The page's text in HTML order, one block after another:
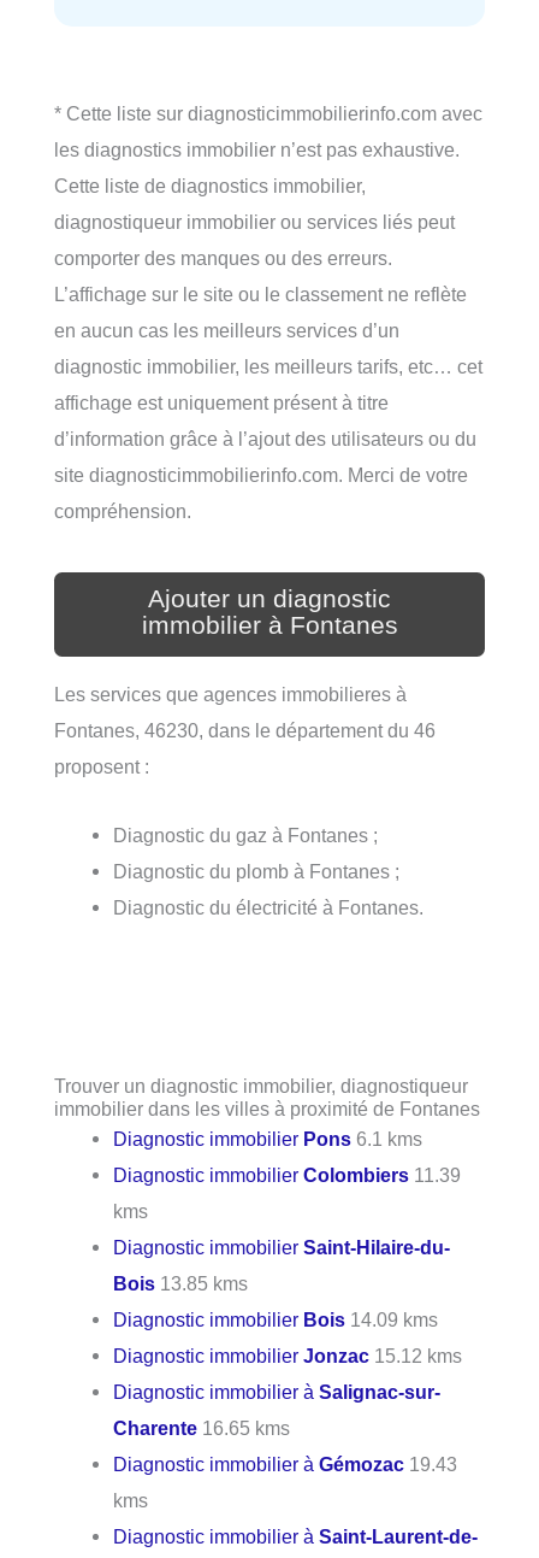
* Cette liste sur diagnosticimmobilierinfo.com avec
les diagnostics immobilier n’est pas exhaustive.
Cette liste de diagnostics immobilier,
diagnostiqueur immobilier ou services liés peut
comporter des manques ou des erreurs.
L’affichage sur le site ou le classement ne reflète
en aucun cas les meilleurs services d’un
diagnostic immobilier, les meilleurs tarifs, etc… cet
affichage est uniquement présent à titre
d’information grâce à l’ajout des utilisateurs ou du
site diagnosticimmobilierinfo.com. Merci de votre
compréhension.
Ajouter un diagnostic
immobilier à Fontanes
Les services que agences immobilieres à
Fontanes, 46230, dans le département du 46
proposent :
Diagnostic du gaz à Fontanes ;
Diagnostic du plomb à Fontanes ;
Diagnostic du électricité à Fontanes.
Trouver un diagnostic immobilier, diagnostiqueur
immobilier dans les villes à proximité de Fontanes
Diagnostic immobilier Pons 6.1 kms
Diagnostic immobilierColombiers 11.39
kms
Diagnostic immobilierSaint-Hilaire-du-
Bois 13.85 kms
Diagnostic immobilier Bois 14.09 kms
Diagnostic immobilierJonzac 15.12 kms
Diagnostic immobilier àSalignac-sur-
Charente 16.65 kms
Diagnostic immobilier àGémozac 19.43
kms
Diagnostic immobilier àSaint-Laurent-de-